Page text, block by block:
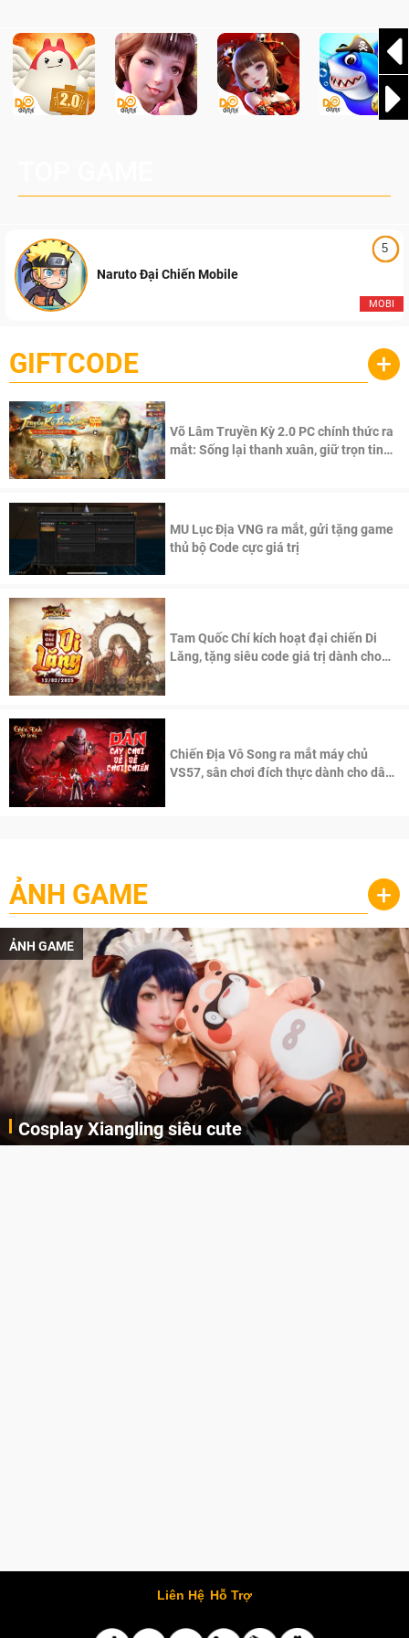
5
MOBI
Naruto Đại Chiến Mobile
GIFTCODE +
Võ Lâm Truyền Kỳ 2.0 PC chính thức ra
mắt: Sống lại thanh xuân, giữ trọn tinh
MU Lục Địa VNG ra mắt, gửi tặng game
thủ bộ Code cực giá trị
Tam Quốc Chí kích hoạt đại chiến Di
Lăng, tặng siêu code giá trị dành cho
Chiến Địa Vô Song ra mắt máy chủ
VS57, sân chơi đích thực dành cho dân
ẢNH GAME +
ẢNH GAME
Cosplay Xiangling siêu cute
Liên Hệ Hỗ Trợ